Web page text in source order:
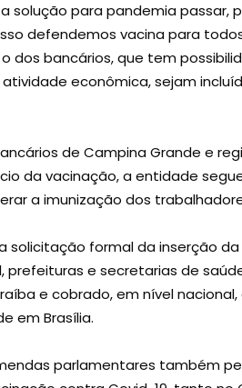
solução para pandemia passar,
defendemos vacina para
dos bancários, que tem
econômica, sejam
de Campina Grande e
da vacinação, a entidade
a imunização dos
solicitação formal da inserção
prefeituras e secretarias de
e cobrado, em nível
em Brasília.
parlamentares também